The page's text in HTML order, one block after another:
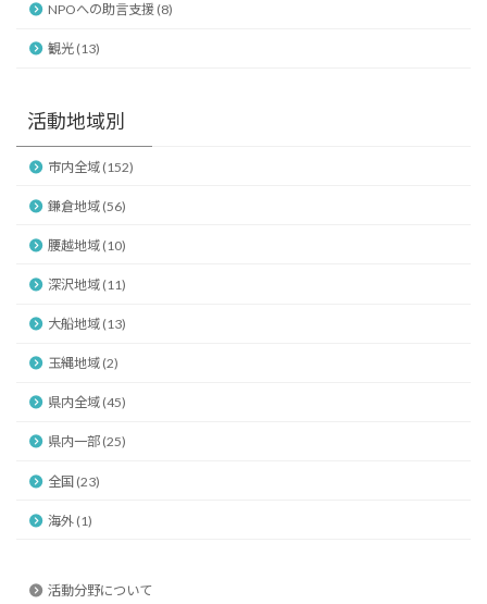
NPOへの助言支援 (8)
観光 (13)
活動地域別
市内全域 (152)
鎌倉地域 (56)
腰越地域 (10)
深沢地域 (11)
大船地域 (13)
玉縄地域 (2)
県内全域 (45)
県内一部 (25)
全国 (23)
海外 (1)
活動分野について